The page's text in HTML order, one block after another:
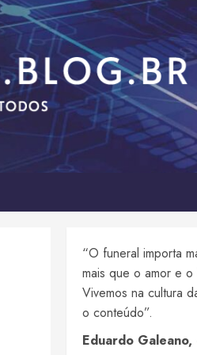
“O funeral importa
mais que o amor e
Vivemos na cultura
o conteúdo”.
Eduardo